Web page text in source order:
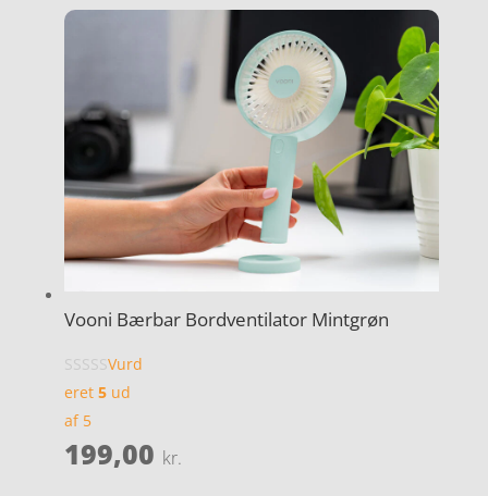
Vooni Bærbar Bordventilator Mintgrøn
Vurd
eret 5ud
af 5
199,00 kr.